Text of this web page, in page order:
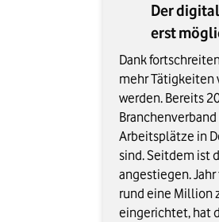
Der
erst
Dank
mehr Tätigkeiten
werden. Bereits
Arbeitsplätze in
sind. Seitdem ist
angestiegen.
rund eine Million
eingerichtet, hat